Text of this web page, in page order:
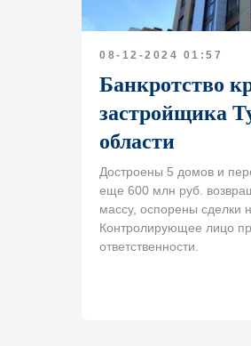
08-12-2024 01:57
Банкротство
застройщика
области
Достроены 5 домов и
еще 600 млн руб.
массу, оспорены сделки
Контролирующее лицо
ответственности.